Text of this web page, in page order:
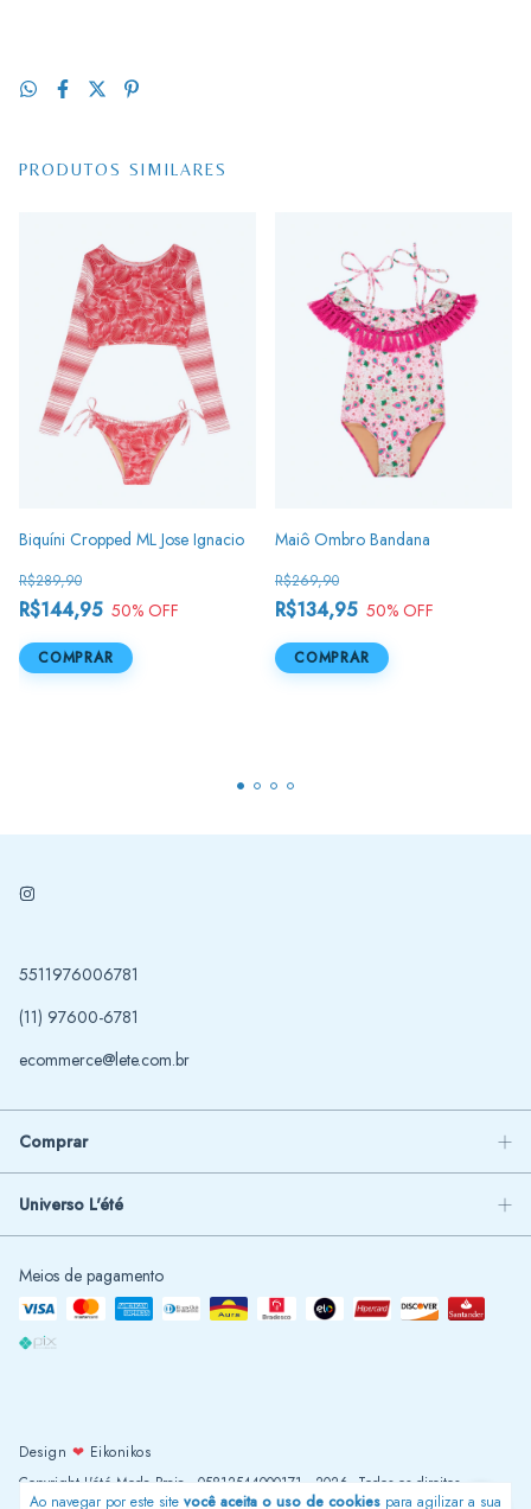
Ao navegar por este site você aceita o uso de cookies para agilizar a sua
PRODUTOS SIMILARES
Biquíni Cropped ML Jose Ignacio
R$144,95
R$289,90
50% OFF
COMPRAR
Maiô Ombro Bandana
R$134,95
R$269,90
50% OFF
COMPRAR
5511976006781
(11) 97600-6781
ecommerce@lete.com.br
Comprar
Universo L'été
Meios de pagamento
Design ❤ Eikonikos
Copyright L'été Moda Praia - 05812544000171 - 2026. Todos os direitos
reservados.